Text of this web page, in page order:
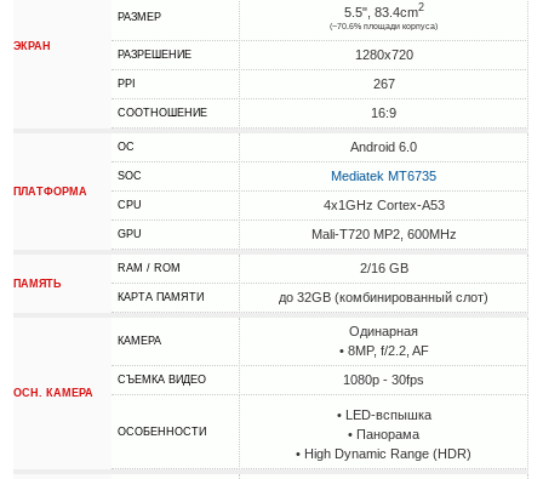
ЭКРАН
РАЗМЕР 5.5", 83.4cm2
(~70.6% площади корпуса)
РАЗРЕШЕНИЕ 1280x720
PPI 267
СООТНОШЕНИЕ 16:9
ПЛАТФОРМА
ОС Android 6.0
SOC Mediatek MT6735
CPU 4x1GHz Cortex-A53
GPU Mali-T720 MP2, 600MHz
ПАМЯТЬ
RAM / ROM 2/16 GB
КАРТА ПАМЯТИ до 32GB (комбинированный слот)
ОСН. КАМЕРА
КАМЕРА
Одинарная
• 8MP, f/2.2, AF
СЪЕМКА ВИДЕО 1080p - 30fps
ОСОБЕННОСТИ
• LED-вспышка
• Панорама
• High Dynamic Range (HDR)